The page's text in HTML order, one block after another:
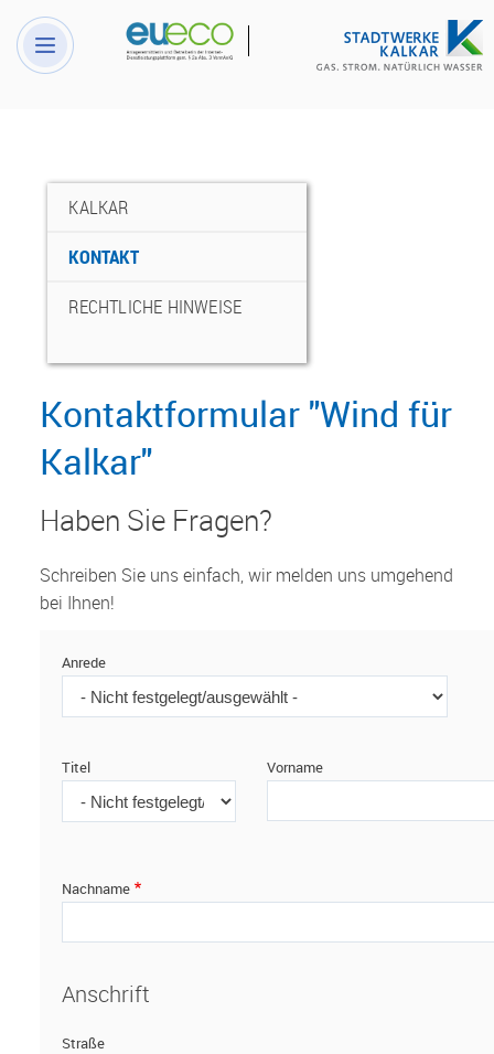
KALKAR
KONTAKT
RECHTLICHE HINWEISE
Kontaktformular "Wind für
Kalkar"
Haben Sie Fragen?
Schreiben Sie uns einfach, wir melden uns umgehend
bei Ihnen!
Anrede
Titel Vorname
Nachname
Anschrift
Straße